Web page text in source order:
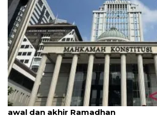
MK uji materi UU Peradilan Agama
awal dan akhir Ramadhan